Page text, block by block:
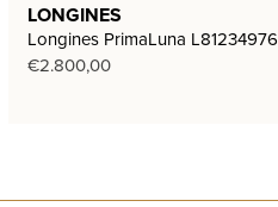
LONGINES
Longines PrimaLuna L81234976
€2.800,00